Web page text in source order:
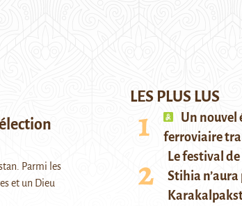
Parmi les
et un Dieu
LES PLUS LUS
Un nouvel
ferroviaire
Le festival
Stihia n’aura